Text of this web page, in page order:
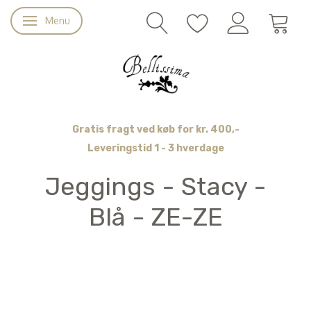
Skifte navigation
Menu
Gratis fragt ved køb for kr. 400,-
Leveringstid 1 - 3 hverdage
Jeggings - Stacy -
Blå - ZE-ZE